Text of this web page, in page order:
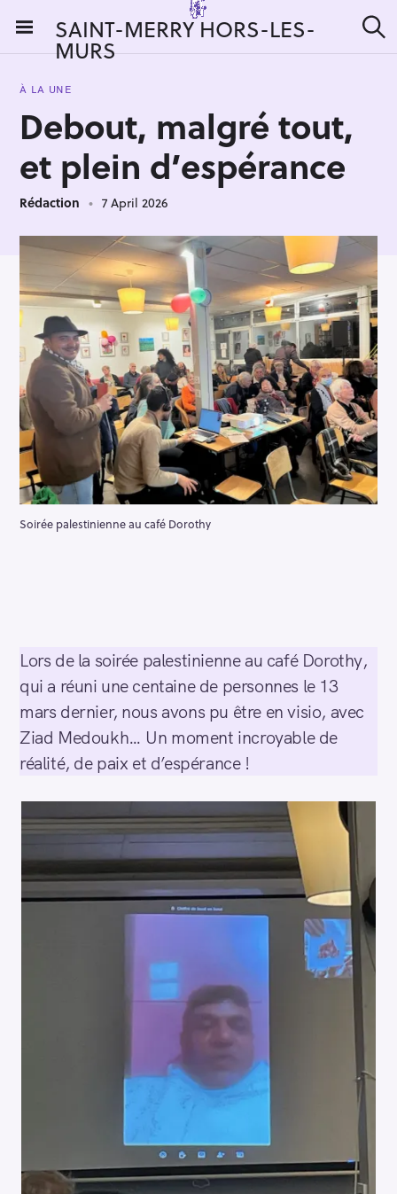
i
SAINT-MERRY HORS-LES-
MURS e
À LA UNE
Debout, malgré tout,
et plein d’espérance
Rédaction 7 April 2026
Soirée palestinienne au café Dorothy
Lors de la soirée palestinienne au café Dorothy,
qui a réuni une centaine de personnes le 13
mars dernier, nous avons pu être en visio, avec
Ziad Medoukh… Un moment incroyable de
réalité, de paix et d’espérance !